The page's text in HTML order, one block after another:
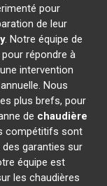
pour
de leur
. Notre équipe de
répondre à
intervention
Nous
plus brefs, pour
de chaudière
compétitifs sont
garanties sur
équipe est
les chaudières